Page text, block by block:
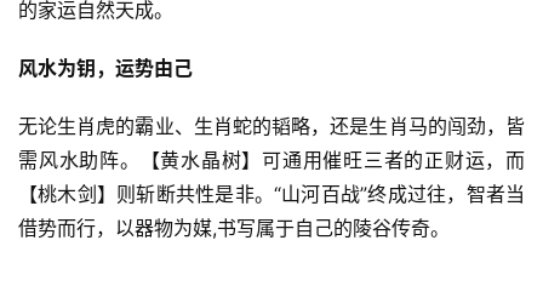
的家运自然天成。
风水为钥，运势由己
无论生肖虎的霸业、生肖蛇的韬略，还是生肖马的闯劲，皆
需风水助阵。【黄水晶树】可通用催旺三者的正财运，而
【桃木剑】则斩断共性是非。“山河百战”终成过往，智者当
借势而行，以器物为媒,书写属于自己的陵谷传奇。